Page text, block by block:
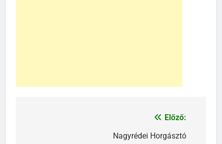
Előző:
Nagyrédei Horgásztó